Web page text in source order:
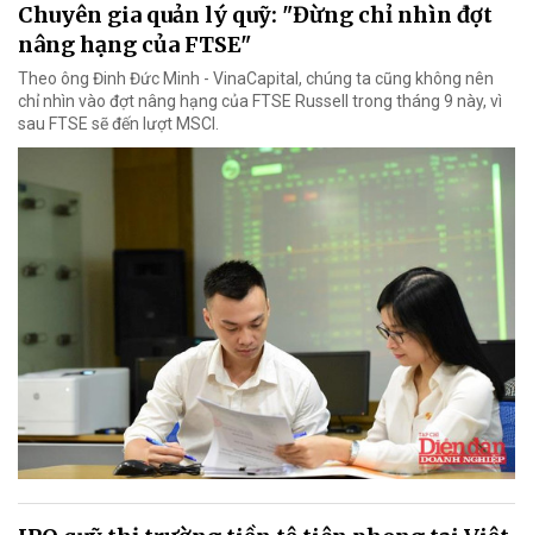
Chuyên gia quản lý quỹ: "Đừng chỉ nhìn đợt
nâng hạng của FTSE"
Theo ông Đinh Đức Minh - VinaCapital, chúng ta cũng không nên
chỉ nhìn vào đợt nâng hạng của FTSE Russell trong tháng 9 này, vì
sau FTSE sẽ đến lượt MSCI.